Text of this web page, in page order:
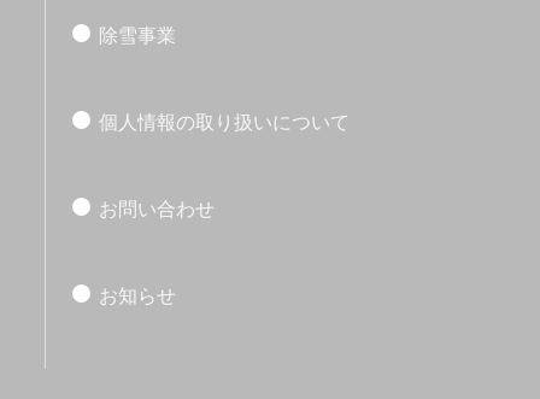
除雪事業
個人情報の取り扱いについて
お問い合わせ
お知らせ